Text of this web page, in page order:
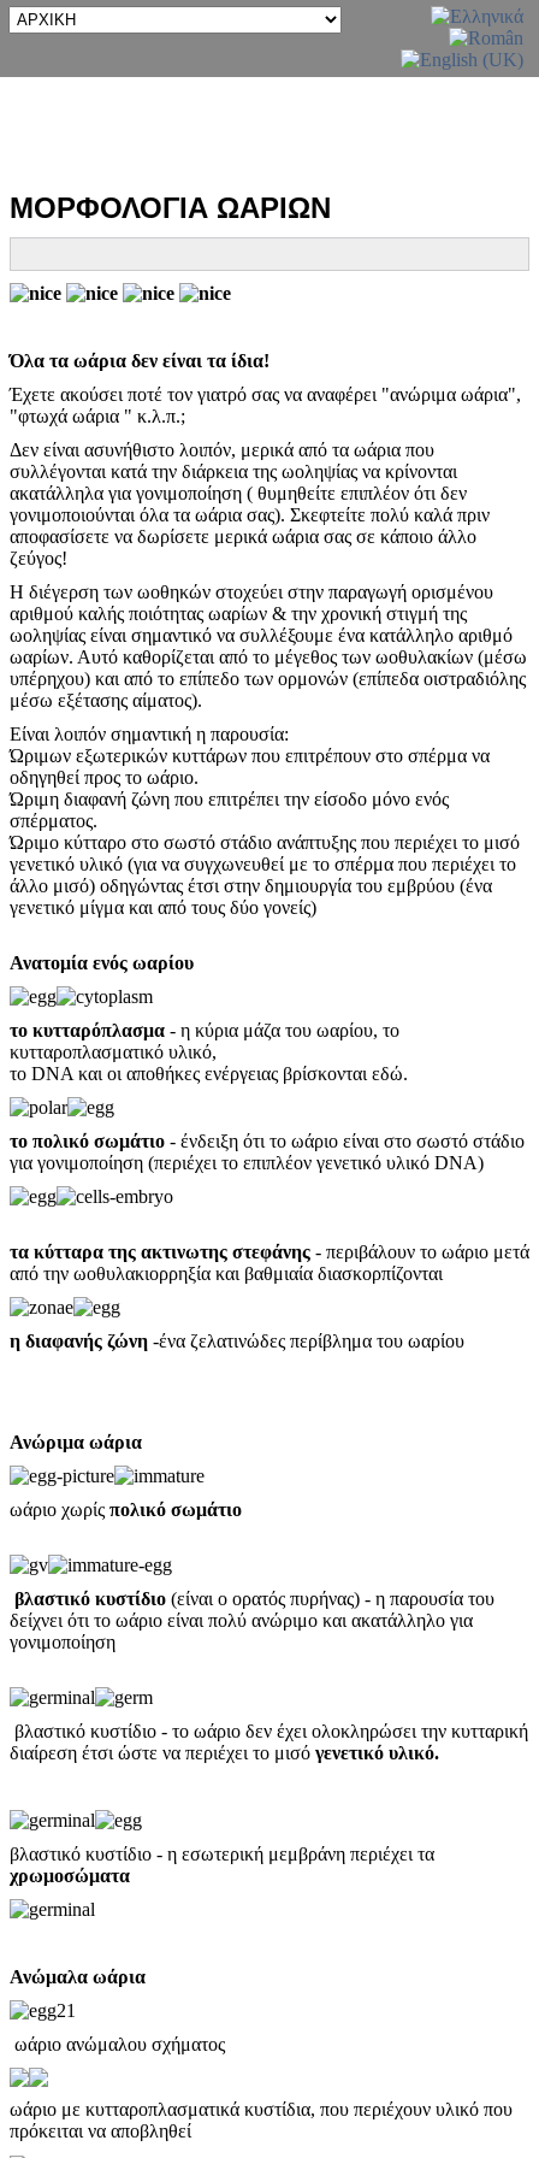
ΜΟΡΦΟΛΟΓΙΑ ΩΑΡΙΩΝ
Όλα τα ωάρια δεν είναι τα ίδια!
Έχετε ακούσει ποτέ τον γιατρό σας να αναφέρει "ανώριμα ωάρια",
"φτωχά ωάρια " κ.λ.π.;
Δεν είναι ασυνήθιστο λοιπόν, μερικά από τα ωάρια που
συλλέγονται κατά την διάρκεια της ωοληψίας να κρίνονται
ακατάλληλα για γονιμοποίηση ( θυμηθείτε επιπλέον ότι δεν
γονιμοποιούνται όλα τα ωάρια σας). Σκεφτείτε πολύ καλά πριν
αποφασίσετε να δωρίσετε μερικά ωάρια σας σε κάποιο άλλο
ζεύγος!
Η διέγερση των ωοθηκών στοχεύει στην παραγωγή ορισμένου
αριθμού καλής ποιότητας ωαρίων & την χρονική στιγμή της
ωοληψίας είναι σημαντικό να συλλέξουμε ένα κατάλληλο αριθμό
ωαρίων. Αυτό καθορίζεται από το μέγεθος των ωοθυλακίων (μέσω
υπέρηχου) και από το επίπεδο των ορμονών (επίπεδα οιστραδιόλης
μέσω εξέτασης αίματος).
Είναι λοιπόν σημαντική η παρουσία:
Ώριμων εξωτερικών κυττάρων που επιτρέπουν στο σπέρμα να
οδηγηθεί προς το ωάριο.
Ώριμη διαφανή ζώνη που επιτρέπει την είσοδο μόνο ενός
σπέρματος.
Ώριμο κύτταρο στο σωστό στάδιο ανάπτυξης που περιέχει το μισό
γενετικό υλικό (για να συγχωνευθεί με το σπέρμα που περιέχει το
άλλο μισό) οδηγώντας έτσι στην δημιουργία του εμβρύου (ένα
γενετικό μίγμα και από τους δύο γονείς)
Ανατομία ενός ωαρίου
το κυτταρόπλασμα - η κύρια μάζα του ωαρίου, το
κυτταροπλασματικό υλικό,
το DNA και οι αποθήκες ενέργειας βρίσκονται εδώ.
το πολικό σωμάτιο - ένδειξη ότι το ωάριο είναι στο σωστό στάδιο
για γονιμοποίηση (περιέχει το επιπλέον γενετικό υλικό DNA)
τα κύτταρα της ακτινωτης στεφάνης - περιβάλουν το ωάριο μετά
από την ωοθυλακιορρηξία και βαθμιαία διασκορπίζονται
η διαφανής ζώνη -ένα ζελατινώδες περίβλημα του ωαρίου
Ανώριμα ωάρια
ωάριο χωρίς πολικό σωμάτιο
βλαστικό κυστίδιο (είναι ο ορατός πυρήνας) - η παρουσία του
δείχνει ότι το ωάριο είναι πολύ ανώριμο και ακατάλληλο για
γονιμοποίηση
βλαστικό κυστίδιο - το ωάριο δεν έχει ολοκληρώσει την κυτταρική
διαίρεση έτσι ώστε να περιέχει το μισό γενετικό υλικό.
βλαστικό κυστίδιο - η εσωτερική μεμβράνη περιέχει τα
χρωμοσώματα
Ανώμαλα ωάρια
ωάριο ανώμαλου σχήματος
ωάριο με κυτταροπλασματικά κυστίδια, που περιέχουν υλικό που
πρόκειται να αποβληθεί